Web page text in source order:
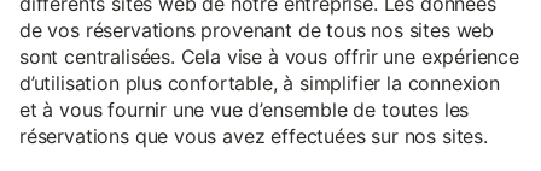
de vos réservations provenant de tous nos sites web
sont centralisées. Cela vise à vous offrir une expérience
d’utilisation plus confortable, à simplifier la connexion
et à vous fournir une vue d’ensemble de toutes les
réservations que vous avez effectuées sur nos sites.